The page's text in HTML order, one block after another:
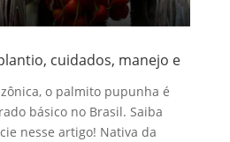
cuidados, manejo e
o palmito pupunha é
básico no Brasil. Saiba
nesse artigo! Nativa da